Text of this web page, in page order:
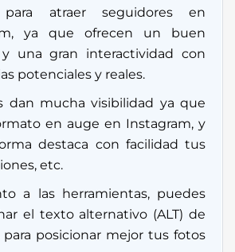
para atraer seguidores en
ya que ofrecen un buen
y una gran interactividad con
potenciales y reales.
dan mucha visibilidad ya que
en auge en Instagram, y
destaca con facilidad tus
etc.
a las herramientas, puedes
el texto alternativo (ALT) de
para posicionar mejor tus fotos